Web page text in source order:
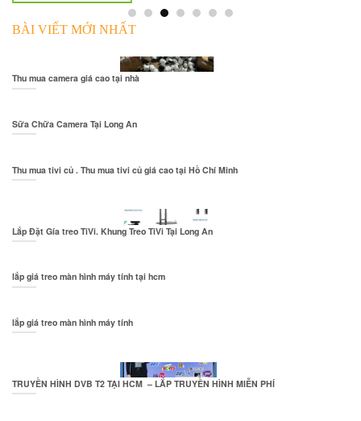
BÀI VIẾT MỚI NHẤT
Thu mua camera giá cao tại nhà
Sữa Chữa Camera Tại Long An
Thu mua tivi củ . Thu mua tivi củ giá cao tại Hồ Chí Minh
Lắp Đặt Gía treo TiVi. Khung Treo TiVi Tại Long An
lắp giá treo màn hình máy tính tại hcm
lắp giá treo màn hình máy tính
TRUYỀN HÌNH DVB T2 TẠI HCM – LẮP TRUYỀN HÌNH MIỄN PHÍ